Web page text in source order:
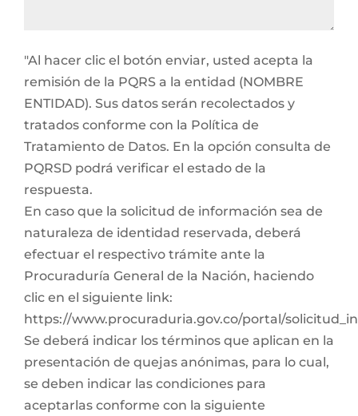
"Al hacer clic el botón enviar, usted acepta la
remisión de la PQRS a la entidad (NOMBRE
ENTIDAD). Sus datos serán recolectados y
tratados conforme con la Política de
Tratamiento de Datos. En la opción consulta de
PQRSD podrá verificar el estado de la
respuesta.
En caso que la solicitud de información sea de
naturaleza de identidad reservada, deberá
efectuar el respectivo trámite ante la
Procuraduría General de la Nación, haciendo
clic en el siguiente link:
https://www.procuraduria.gov.co/portal/
Se deberá indicar los términos que aplican en la
presentación de quejas anónimas, para lo cual,
se deben indicar las condiciones para
aceptarlas conforme con la siguiente